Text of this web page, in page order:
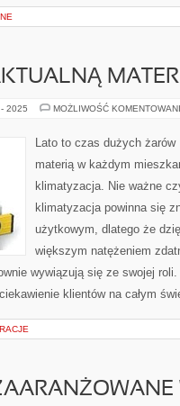
2025 MOŻLIWOŚĆ
Lato to czas dużych żarów
materią w każdym
klimatyzacja. Nie ważne
klimatyzacja powinna się
użytkowym, dlatego że
większym natężeniem
wywiązują się ze swojej
klientów na całym